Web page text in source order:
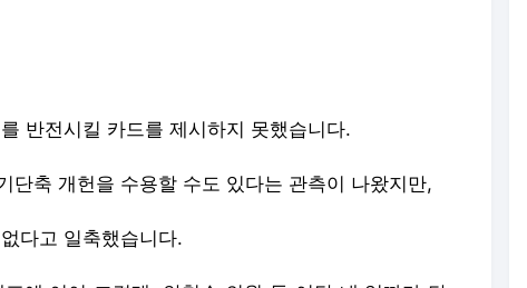
반전시킬 카드를 제시하지 못했습니다.
단축 개헌을 수용할 수도 있다는 관측이 나왔지만,
다고 일축했습니다.